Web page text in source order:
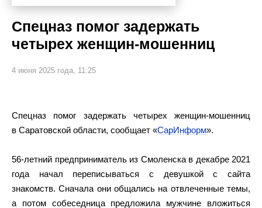
Спецназ помог задержать
четырех женщин-мошенниц
4 июня 2025 года, 11:25
Спецназ помог задержать четырех женщин-мошенниц
в Саратовской области, сообщает «СарИнформ».
56-летний предприниматель из Смоленска в декабре 2021
года начал переписываться с девушкой с сайта
знакомств. Сначала они общались на отвлеченные темы,
а потом собеседница предложила мужчине вложиться